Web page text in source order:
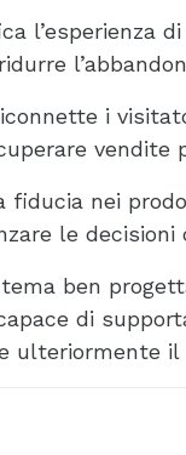
l’esperienza
i
vendite
fiducia nei
le
ben
di
ulteriormente il